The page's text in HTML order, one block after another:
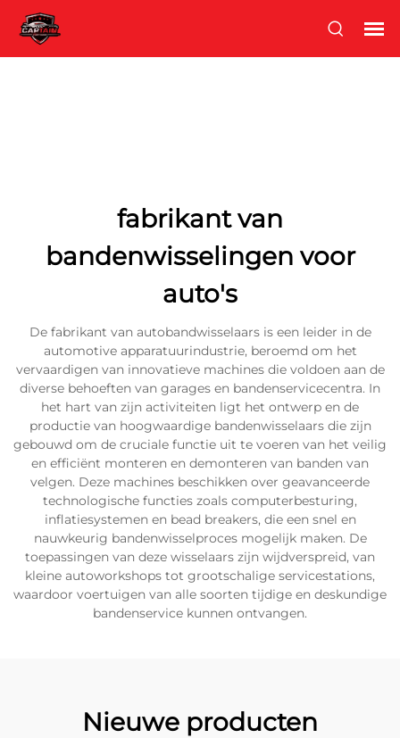
fabrikant van
bandenwisselingen voor
auto's
De fabrikant van autobandwisselaars is een leider in de
automotive apparatuurindustrie, beroemd om het
vervaardigen van innovatieve machines die voldoen aan de
diverse behoeften van garages en bandenservicecentra. In
het hart van zijn activiteiten ligt het ontwerp en de
productie van hoogwaardige bandenwisselaars die zijn
gebouwd om de cruciale functie uit te voeren van het veilig
en efficiënt monteren en demonteren van banden van
velgen. Deze machines beschikken over geavanceerde
technologische functies zoals computerbesturing,
inflatiesystemen en bead breakers, die een snel en
nauwkeurig bandenwisselproces mogelijk maken. De
toepassingen van deze wisselaars zijn wijdverspreid, van
kleine autoworkshops tot grootschalige servicestations,
waardoor voertuigen van alle soorten tijdige en deskundige
bandenservice kunnen ontvangen.
Nieuwe producten